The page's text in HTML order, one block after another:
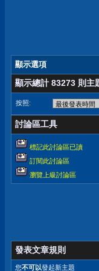
顯示選項
顯示總計 83273 則主
按照:
討論區工具
標記此討論區已讀
訂閱此討論區
瀏覽上級討論區
發表文章規則
您不可以發起新主題